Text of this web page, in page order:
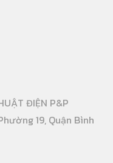
ĐIỆN P&P
19, Quận Bình